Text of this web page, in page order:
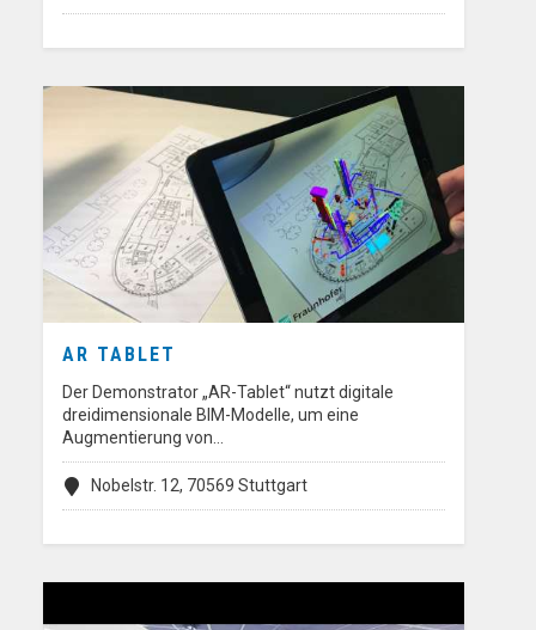
AR TABLET
Der Demonstrator „AR-Tablet“ nutzt digitale
dreidimensionale BIM-Modelle, um eine
Augmentierung von…
Nobelstr. 12, 70569 Stuttgart